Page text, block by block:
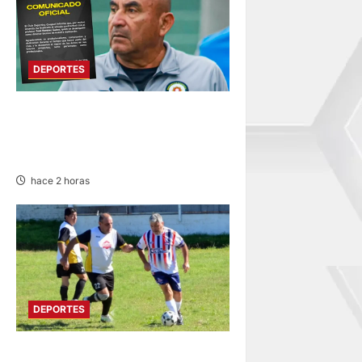
DEPORTES
hace 2 horas
DEPORTES